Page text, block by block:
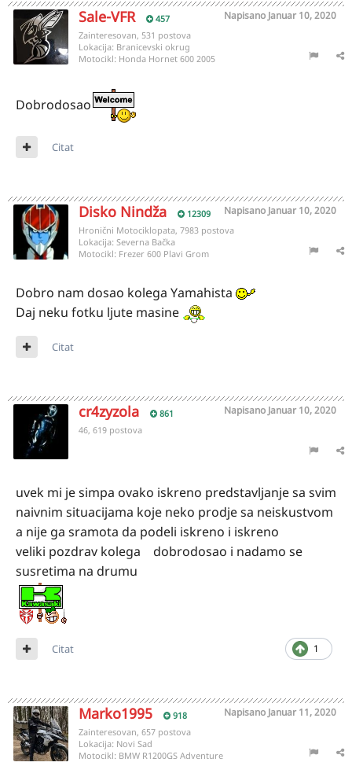
Sale-VFR 457 Napisano Januar 10, 2020
Zainteresovan, 531 postova
Lokacija: Branicevski okrug
Motocikl: Honda Hornet 600 2005
Dobrodosao
Citat
Disko Nindža 12309 Napisano Januar 10, 2020
Hronični Motociklopata, 7983 postova
Lokacija: Severna Bačka
Motocikl: Frezer 600 Plavi Grom
Dobro nam dosao kolega Yamahista
Daj neku fotku ljute masine
Citat
cr4zyzola 861 Napisano Januar 10, 2020
46, 619 postova
uvek mi je simpa ovako iskreno predstavljanje sa svim
naivnim situacijama koje neko prodje sa neiskustvom
a nije ga sramota da podeli iskreno i iskreno
veliki pozdrav kolega dobrodosao i nadamo se
susretima na drumu
1
Citat
Marko1995 918 Napisano Januar 11, 2020
Zainteresovan, 657 postova
Lokacija: Novi Sad
Motocikl: BMW R1200GS Adventure